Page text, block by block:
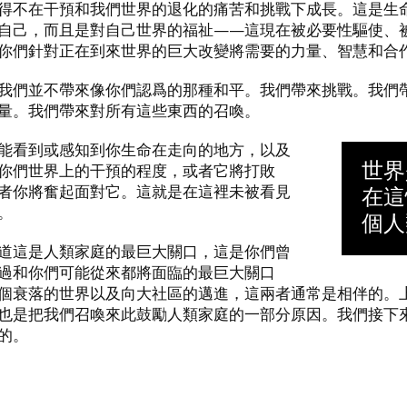
不在干預和我們世界的退化的痛苦和挑戰下成長。這是
己，而且是對自己世界的福祉——這現在被必要性驅使、
們針對正在到來世界的巨大改變將需要的力量、智慧和合
們並不帶來像你們認爲的那種和平。我們帶來挑戰。我
。我們帶來對所有這些東西的召喚。
世
在
個
看到或感知到你生命在走向的地方，以及
們世界上的干預的程度，或者它將打敗
你將奮起面對它。這就是在這裡未被看見
這是人類家庭的最巨大關口，這是你們曾
和你們可能從來都將面臨的最巨大關口
落的世界以及向大社區的邁進，這兩者通常是相伴的。
是把我們召喚來此鼓勵人類家庭的一部分原因。我們接
。